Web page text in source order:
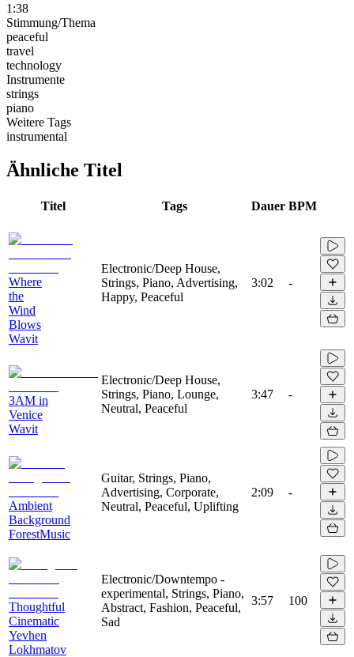
1:38
Stimmung/Thema
peaceful
travel
technology
Instrumente
strings
piano
Weitere Tags
instrumental
Ähnliche Titel
Titel Tags Dauer BPM
Where
the
Wind
Blows
Wavit
Electronic/Deep House,
Strings, Piano, Advertising,
Happy, Peaceful
3:02 -
3AM in
Venice
Wavit
Electronic/Deep House,
Strings, Piano, Lounge,
Neutral, Peaceful
3:47 -
Ambient
Background
ForestMusic
Guitar, Strings, Piano,
Advertising, Corporate,
Neutral, Peaceful, Uplifting
2:09 -
Thoughtful
Cinematic
Yevhen
Lokhmatov
Electronic/Downtempo -
experimental, Strings, Piano,
Abstract, Fashion, Peaceful,
Sad
3:57 100